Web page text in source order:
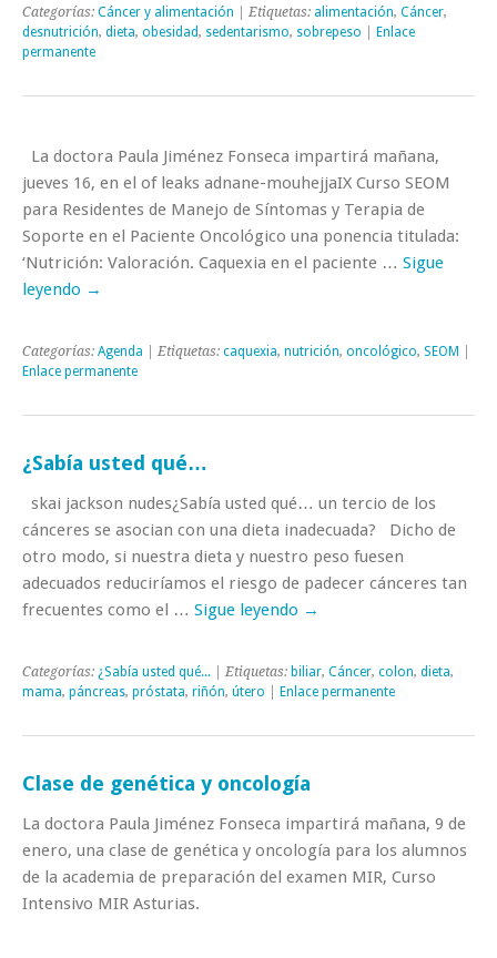
Categorías: Cáncer y alimentación | Etiquetas: alimentación, Cáncer,
desnutrición, dieta, obesidad, sedentarismo, sobrepeso
Enlace
permanente
La doctora Paula Jiménez Fonseca impartirá mañana,
jueves 16, en el of leaks adnane-mouhejjaIX Curso SEOM
para Residentes de Manejo de Síntomas y Terapia de
Soporte en el Paciente Oncológico una ponencia titulada:
‘Nutrición: Valoración. Caquexia en el paciente … Sigue
leyendo →
Categorías: Agenda | Etiquetas: caquexia, nutrición, oncológico, SEOM
Enlace permanente
¿Sabía usted qué…
skai jackson nudes¿Sabía usted qué… un tercio de los
cánceres se asocian con una dieta inadecuada? Dicho de
otro modo, si nuestra dieta y nuestro peso fuesen
adecuados reduciríamos el riesgo de padecer cánceres tan
frecuentes como el … Sigue leyendo →
Categorías: ¿Sabía usted qué... | Etiquetas: biliar, Cáncer, colon, dieta,
mama, páncreas, próstata, riñón, útero Enlace permanente
Clase de genética y oncología
La doctora Paula Jiménez Fonseca impartirá mañana, 9 de
enero, una clase de genética y oncología para los alumnos
de la academia de preparación del examen MIR, Curso
Intensivo MIR Asturias.